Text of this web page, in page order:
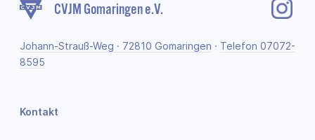
CVJM Gomaringen e.V.
Johann-Strauß-Weg · 72810 Gomaringen · Telefon 07072-
8595
Kontakt